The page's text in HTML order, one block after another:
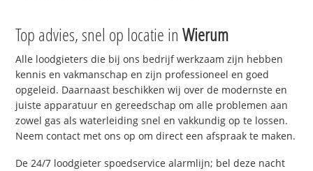
Top advies, snel op locatie inWierum
Alle loodgieters die bij ons bedrijf werkzaam zijn hebben
kennis en vakmanschap en zijn professioneel en goed
opgeleid. Daarnaast beschikken wij over de modernste en
juiste apparatuur en gereedschap om alle problemen aan
zowel gas als waterleiding snel en vakkundig op te lossen.
Neem contact met ons op om direct een afspraak te maken.
De 24/7 loodgieter spoedservice alarmlijn; bel deze nacht